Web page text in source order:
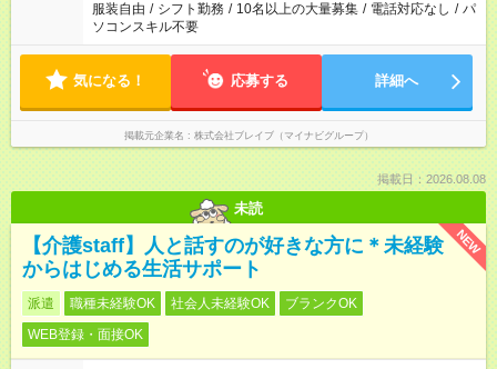
服装自由 / シフト勤務 / 10名以上の大量募集 / 電話対応なし / パ
ソコンスキル不要
気になる！ 応募する 詳細へ
掲載元企業名 株式会社ブレイブ（マイナビグループ）
掲載日：2026.08.08
未読
NEW
【介護staff】人と話すのが好きな方に＊未経験
からはじめる生活サポート
派遣 職種未経験OK 社会人未経験OK
ブランクOK
WEB登録・面接OK